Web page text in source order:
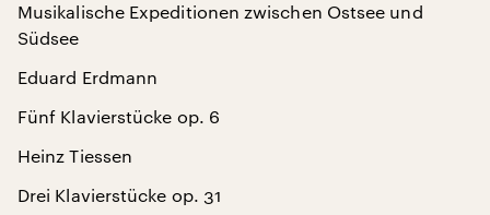
Musikalische Expeditionen zwischen Ostsee und
Südsee
Eduard Erdmann
Fünf Klavierstücke op. 6
Heinz Tiessen
Drei Klavierstücke op. 31